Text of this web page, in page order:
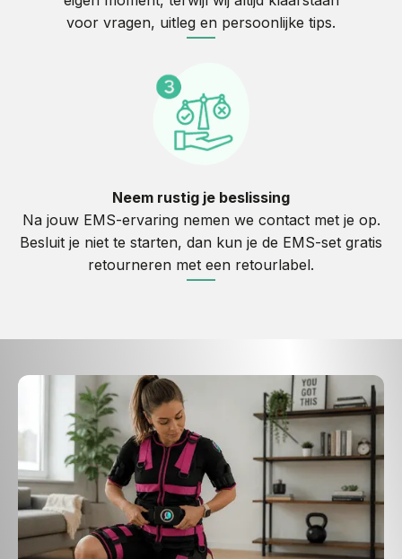
voor vragen, uitleg en persoonlijke tips.
____
Neem rustig je beslissing
Na jouw EMS-ervaring nemen we contact met je op.
Besluit je niet te starten, dan kun je de EMS-set gratis
retourneren met een retourlabel.
____